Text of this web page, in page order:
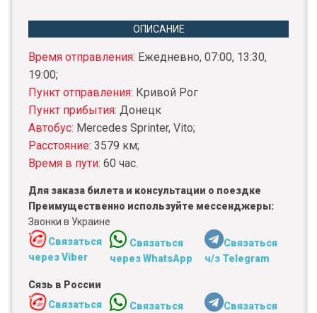
ОПИСАНИЕ
Время отправления: Ежедневно, 07:00, 13:30,
19:00;
Пункт отправления: Кривой Рог
Пункт прибытия: Донецк
Автобус: Mercedes Sprinter, Vito;
Расстояние: 3579 км;
Время в пути: 60 час.
Для заказа билета и консультации о поездке
Преимущественно используйте мессенджеры:
Звонки в Украине
Связаться
через Viber
Связаться
через WhatsApp
Связаться
ч/з Telegram
Сязь в России
Связаться
Связаться
Связаться